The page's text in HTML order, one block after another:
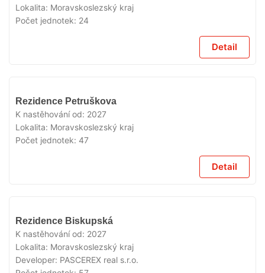
Lokalita: Moravskoslezský kraj
Počet jednotek: 24
Detail
Rezidence Petruškova
K nastěhování od: 2027
Lokalita: Moravskoslezský kraj
Počet jednotek: 47
Detail
Rezidence Biskupská
K nastěhování od: 2027
Lokalita: Moravskoslezský kraj
Developer: PASCEREX real s.r.o.